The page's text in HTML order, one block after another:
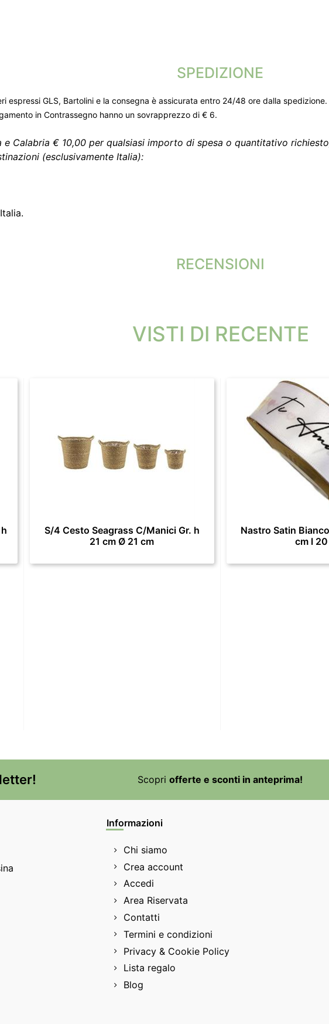
SPEDIZIONE
espressi GLS, Bartolini e la consegna è assicurata entro 24/48 ore dalla spedizione.
in Contrassegno hanno un sovrapprezzo di € 6.
e Calabria € 10,00 per qualsiasi importo di spesa o quantitativo
(esclusivamente Italia):
RECENSIONI
VISTI DI RECENTE
S/4 Cesto Seagrass C/Manici Gr. h
21 cm Ø 21 cm
Nastro Satin
cm l
Scopri offerte e sconti in anteprima!
Informazioni
Chi siamo
Crea account
Accedi
Area Riservata
Contatti
Termini e condizioni
Privacy & Cookie Policy
Lista regalo
Blog